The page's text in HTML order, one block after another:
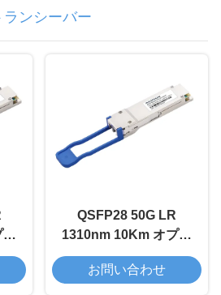
ンシーバー
テ
ー
QSFP28 50G LR
1310nm 10Km オプテ
ィカルトランシーバー
モジュール
お問い合わせ